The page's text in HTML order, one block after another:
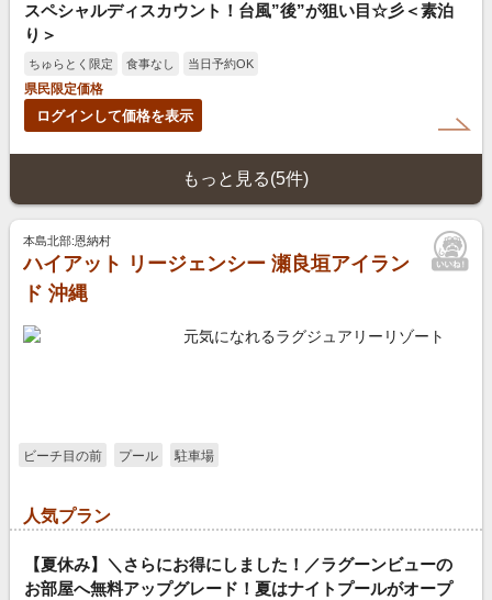
スペシャルディスカウント！台風”後”が狙い目☆彡＜素泊
り＞
ちゅらとく限定 食事なし
当日予約OK
県民限定価格
ログインして価格を表示
もっと見る(5件)
本島北部:恩納村
ハイアット リージェンシー 瀬良垣アイラン
ド 沖縄
元気になれるラグジュアリーリゾート
ビーチ目の前 プール 駐車場
人気プラン
【夏休み】＼さらにお得にしました！／ラグーンビューの
お部屋へ無料アップグレード！夏はナイトプールがオープ